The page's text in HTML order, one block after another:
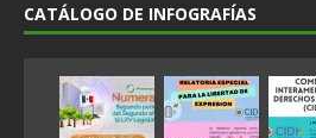
CATÁLOGO DE INFOGRAFÍAS